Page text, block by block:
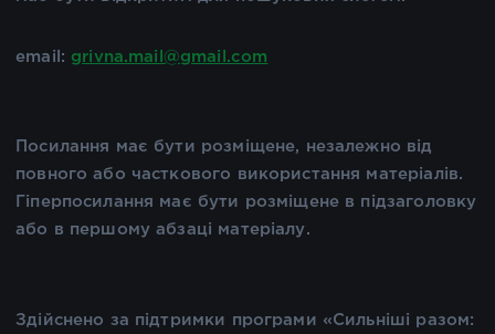
email: grivna.mail@gmail.com
Посилання має бути розміщене, незалежно від
повного або часткового використання матеріалів.
Гіперпосилання має бути розміщене в підзаголовку
або в першому абзаці матеріалу.
Здійснено за підтримки програми «Сильніші разом: